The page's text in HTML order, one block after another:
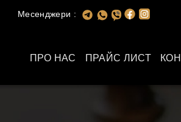
Месенджери :
ПРО НАС ПРАЙС ЛИСТ